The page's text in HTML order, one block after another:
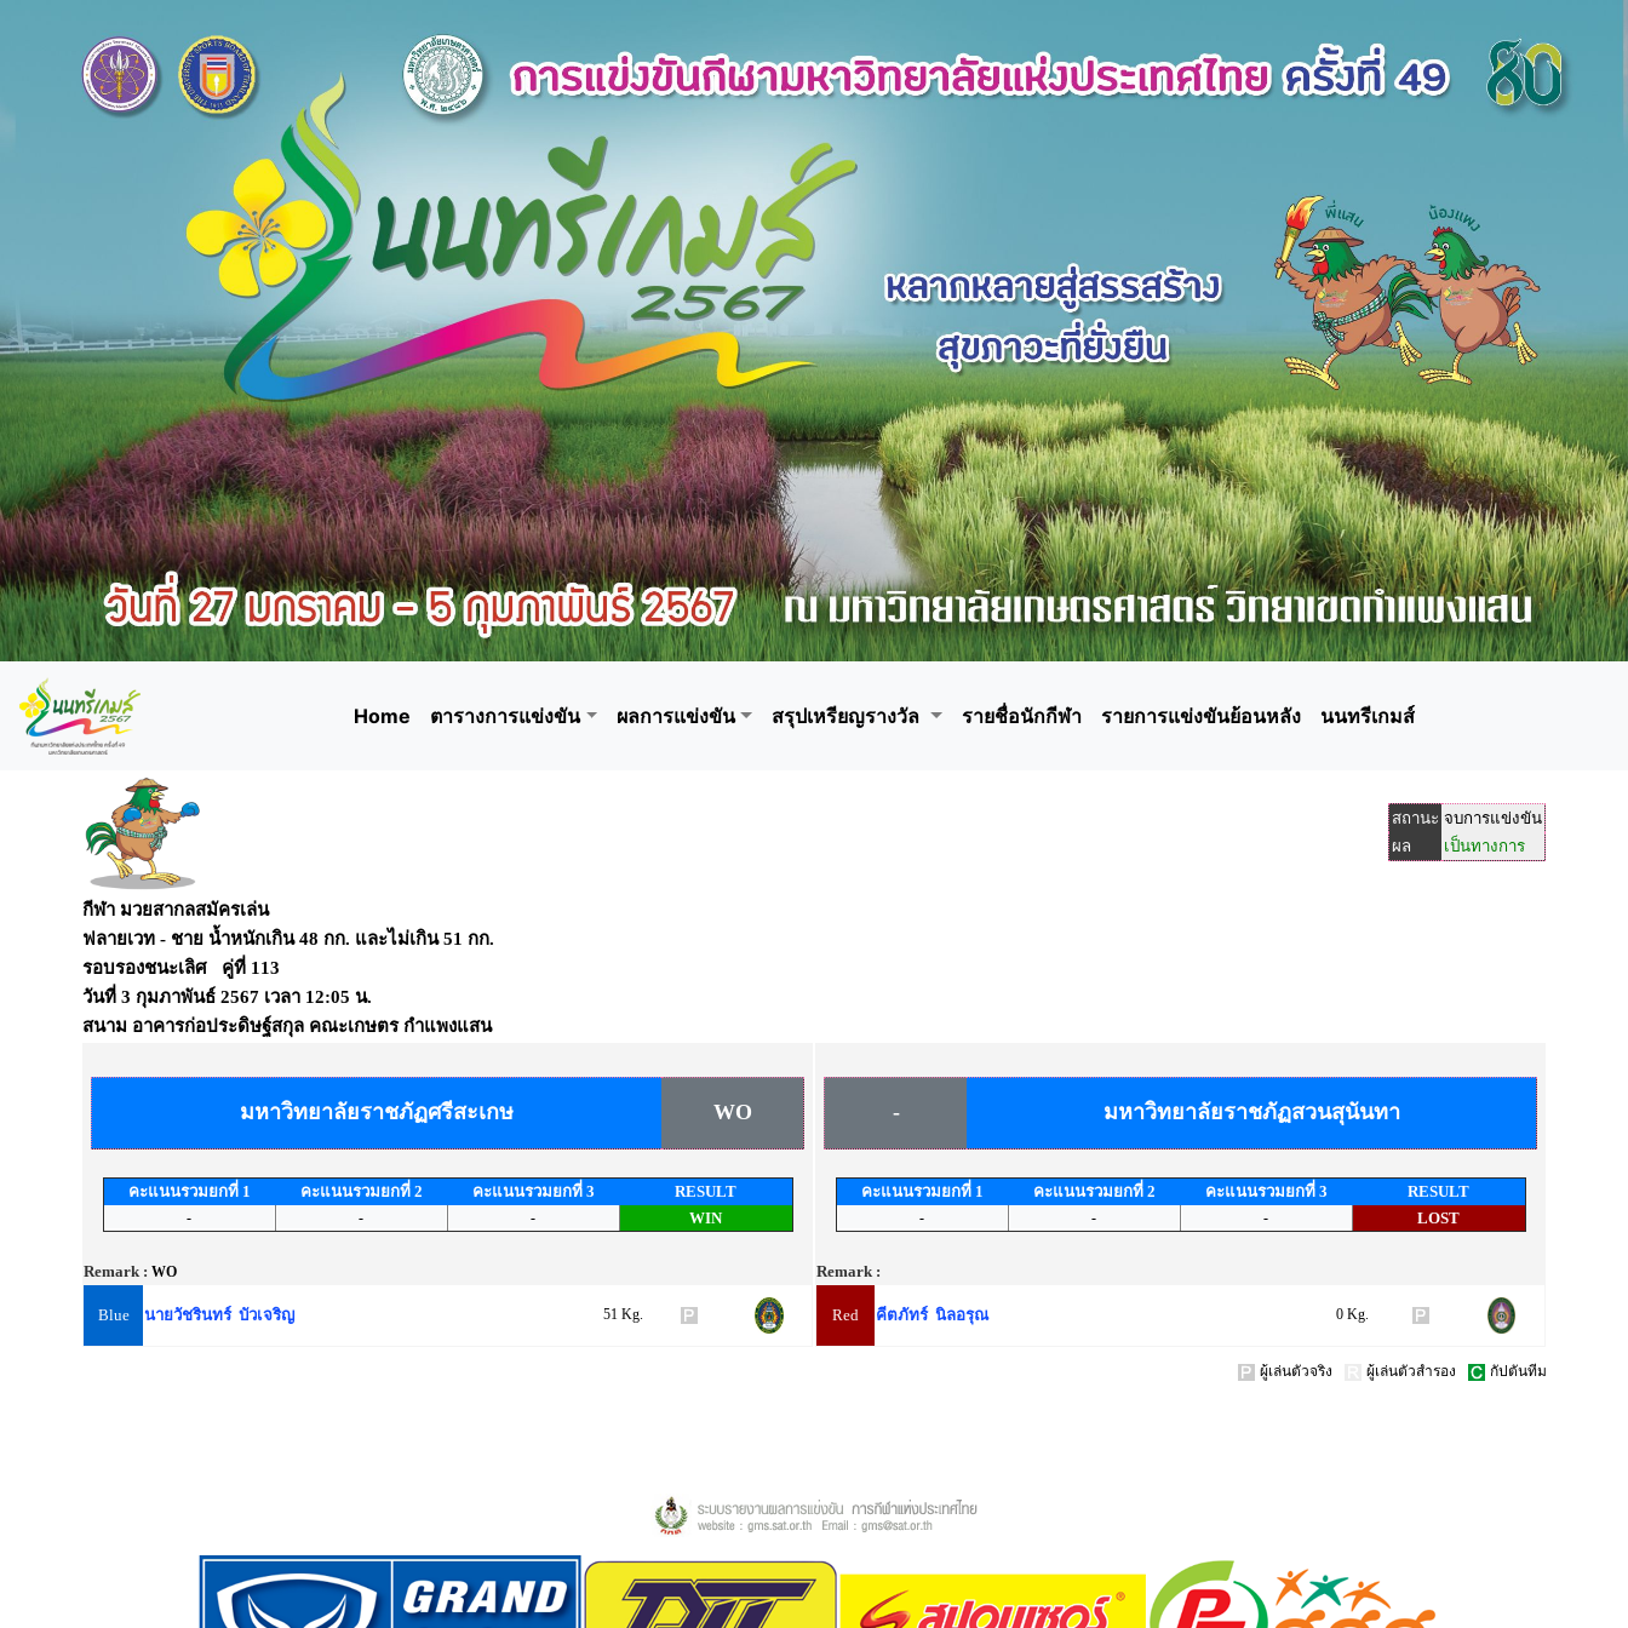
Home ตารางการแข่งขัน ผลการแข่งขัน สรุปเหรียญรางวัล รายชื่อนักกีฬา รายการแข่งขันย้อนหลัง นนทรีเกมส์
สถานะ จบการแข่งขัน
ผล
เป็นทางการ
กีฬา มวยสากลสมัครเล่น
ฟลายเวท - ชาย น้ำหนักเกิน 48 กก. และไม่เกิน 51 กก.
รอบรองชนะเลิศ คู่ที่ 113
วันที่ 3 กุมภาพันธ์ 2567 เวลา 12:05 น.
สนาม อาคารก่อประดิษฐ์สกุล คณะเกษตร กำแพงแสน
มหาวิทยาลัยราชภัฏศรีสะเกษ WO
คะแนนรวมยกที่ 1 คะแนนรวมยกที่ 2 คะแนนรวมยกที่ 3 RESULT
- - - WIN
Remark : WO
Blue นายวัชรินทร์ บัวเจริญ 51 Kg.
- มหาวิทยาลัยราชภัฏสวนสุนันทา
คะแนนรวมยกที่ 1 คะแนนรวมยกที่ 2 คะแนนรวมยกที่ 3 RESULT
- - - LOST
Remark :
Red คีตภัทร์ นิลอรุณ 0 Kg.
ผู้เล่นตัวจริง ผู้เล่นตัวสำรอง กัปตันทีม